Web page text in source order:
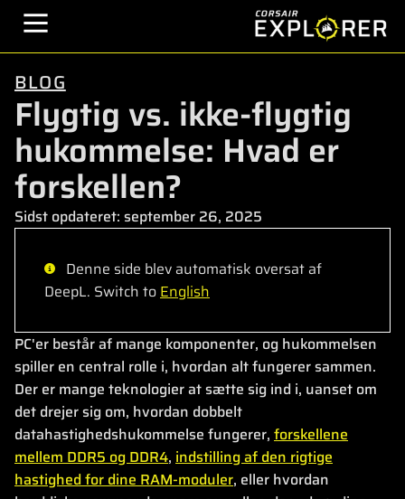
BLOG
Flygtig vs. ikke-flygtig
hukommelse: Hvad er
forskellen?
Sidst opdateret: september 26, 2025
Denne side blev automatisk oversat af
DeepL. Switch toEnglish
PC'er består af mange komponenter, og hukommelsen
spiller en central rolle i, hvordan alt fungerer sammen.
Der er mange teknologier at sætte sig ind i, uanset om
det drejer sig om, hvordan dobbelt
datahastighedshukommelse fungerer, forskellene
mellem DDR5 og DDR4, indstilling af den rigtige
hastighed for dine RAM-moduler, eller hvordan